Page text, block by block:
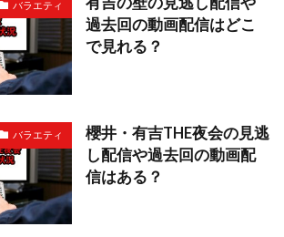
バラエティ
過去回の動画配信はどこ
で見れる？
バラエティ
櫻井・有吉THE夜会の見逃
し配信や過去回の動画配
信はある？